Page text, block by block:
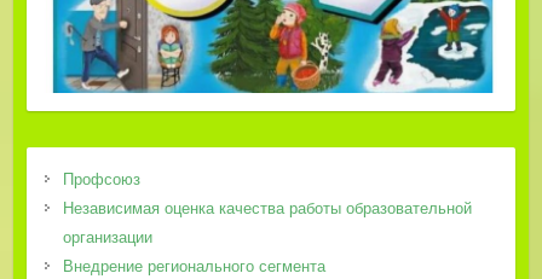
Профсоюз
Независимая оценка качества работы образовательной
организации
Внедрение регионального сегмента